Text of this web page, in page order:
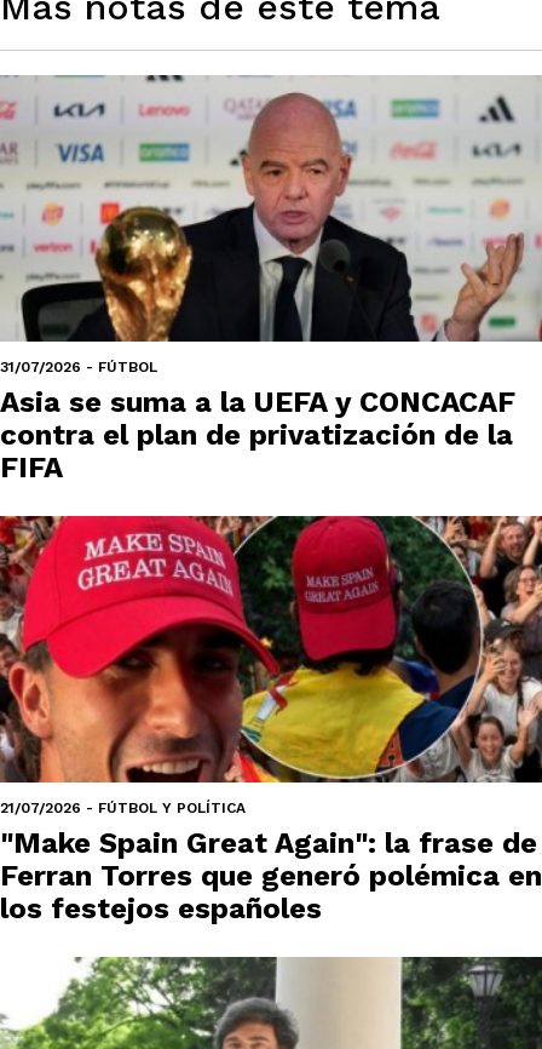
31/07/2026 - FÚTBOL
Asia se suma a la UEFA y CONCACAF
contra el plan de privatización de la
FIFA
21/07/2026 - FÚTBOL Y POLÍTICA
"Make Spain Great Again": la frase de
Ferran Torres que generó polémica en
los festejos españoles